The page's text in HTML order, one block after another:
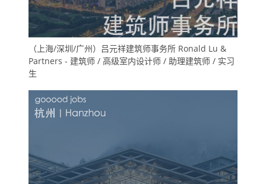
（上海/深圳/广州）吕元祥建筑师事务所 Ronald Lu &
Partners - 建筑师 / 高级室内设计师 / 助理建筑师 / 实习
生